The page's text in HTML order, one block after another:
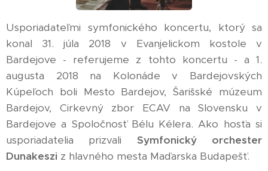
Usporiadateľmi symfonického koncertu, ktorý sa
konal 31. júla 2018 v Evanjelickom kostole v
Bardejove - referujeme z tohto koncertu - a 1.
augusta 2018 na Kolonáde v Bardejovských
Kúpeľoch boli Mesto Bardejov, Šarišské múzeum
Bardejov, Cirkevný zbor ECAV na Slovensku v
Bardejove a Spoločnosť Bélu Kélera. Ako hosťa si
usporiadatelia prizvali Symfonický orchester
Dunakeszi z hlavného mesta Maďarska Budapešť.